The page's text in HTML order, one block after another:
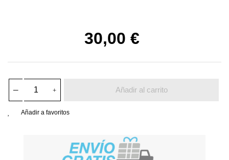
30,00 €
Añadir al carrito
Añadir a favoritos